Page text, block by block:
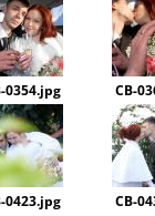
0354.jpg СВ-
0423.jpg СВ-